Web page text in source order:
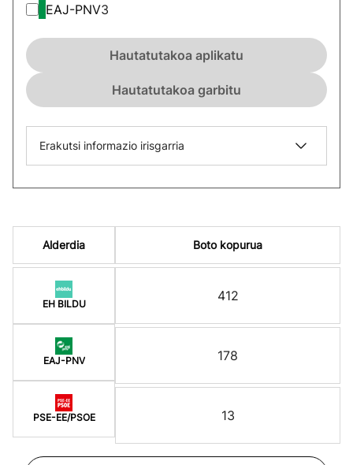
EAJ-PNV3
Hautatutakoa aplikatu
Hautatutakoa garbitu
Erakutsi informazio irisgarria
Alderdia
EH BILDU
EAJ-PNV
PSE-EE/PSOE
Boto kopurua
412
178
13